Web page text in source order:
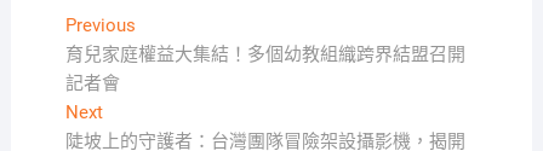
文
章
導
PreviousPrevious
post:
育兒家庭權益大集結！多個幼教組織跨界結盟召開
記者會
NextNext
post:
陡坡上的守護者：台灣團隊冒險架設攝影機，揭開